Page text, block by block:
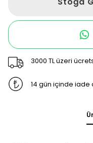
3000 TL üzeri
14 gün içinde iade